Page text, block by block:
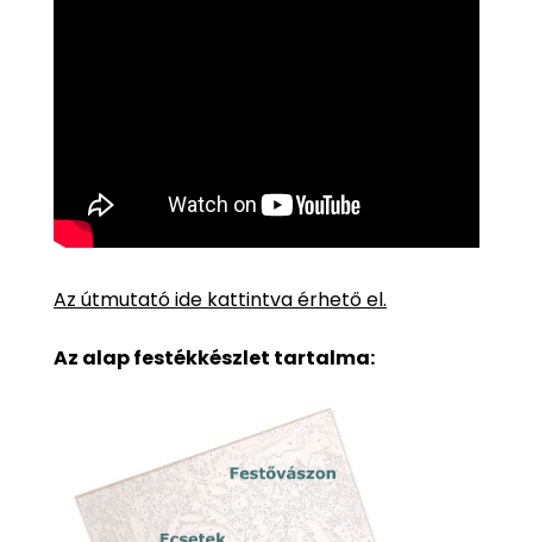
Az útmutató ide kattintva érhető el.
Az alap festékkészlet tartalma: